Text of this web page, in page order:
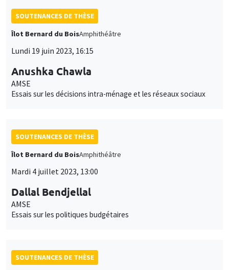
SOUTENANCES DE THÈSE
Îlot Bernard du BoisAmphithéâtre
Lundi 19 juin 2023, 16:15
Anushka Chawla
AMSE
Essais sur les décisions intra-ménage et les réseaux sociaux
SOUTENANCES DE THÈSE
Îlot Bernard du BoisAmphithéâtre
Mardi 4 juillet 2023, 13:00
Dallal Bendjellal
AMSE
Essais sur les politiques budgétaires
SOUTENANCES DE THÈSE